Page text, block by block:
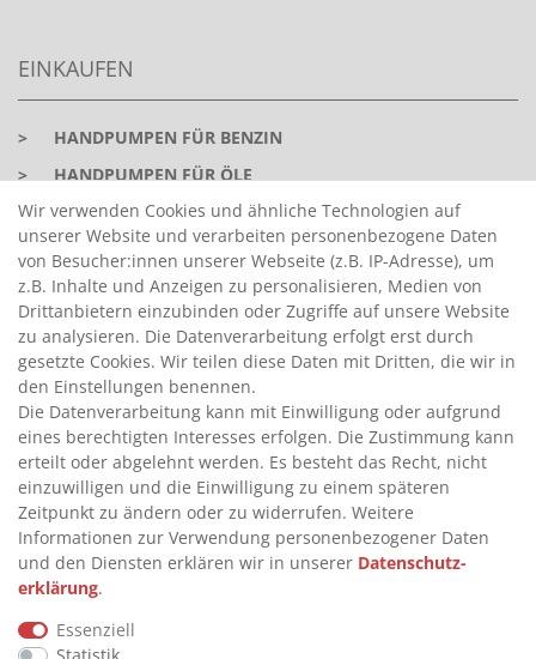
EINKAUFEN
>
HANDPUMPEN FÜR BENZIN
>
HANDPUMPEN FÜR ÖLE
>
TANKANLAGEN
>
ADBLUE® BETANKUNG
INFORMATIONEN
>
FAQ
>
VERTRAG WIDERRUFEN
>
WIDERRUFSRECHT
>
WIDERRUFSFORMULAR
>
IMPRESSUM
>
DATENSCHUTZERKLÄRUNG
>
>
KONTAKT
Wir verwenden Cookies und ähnliche Technologien auf
unserer Website und verarbeiten personenbezogene Daten
von Besucher:innen unserer Webseite (z.B. IP-Adresse), um
z.B. Inhalte und Anzeigen zu personalisieren, Medien von
Drittanbietern einzubinden oder Zugriffe auf unsere Website
zu analysieren. Die Datenverarbeitung erfolgt erst durch
gesetzte Cookies. Wir teilen diese Daten mit Dritten, die wir in
den Einstellungen benennen.
Die Datenverarbeitung kann mit Einwilligung oder aufgrund
eines berechtigten Interesses erfolgen. Die Zustimmung kann
erteilt oder abgelehnt werden. Es besteht das Recht, nicht
einzuwilligen und die Einwilligung zu einem späteren
Zeitpunkt zu ändern oder zu widerrufen. Weitere
Informationen zur Verwendung personenbezogener Daten
und den Diensten erklären wir in unserer Daten­schutz­
erklärung.
Essenziell